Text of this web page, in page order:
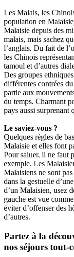
Les Malais, les
population en
Malaisie depuis des
malais, mais sachez
l’anglais. Du fait de
les Chinois
tamoul et d’autres
Des groupes
différentes contrées
partie aux
du temps. Charmant
pays aussi surprenant
Le saviez-vous ?
Quelques règles de
Malaisie et elles font
Pour saluer, il ne faut
exemple. Les
Malaisiens ne sont
dans la gestuelle
d’un Malaisien, usez
gauche est vue
éviter d’offenser des
d’autres.
Partez à la
nos séjours tout-